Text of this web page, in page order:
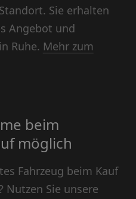
Sie erhalten
Angebot und
Ruhe. Mehr zum
beim
möglich
Fahrzeug beim Kauf
Nutzen Sie unsere